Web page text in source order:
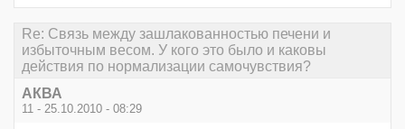
Re: Связь между зашлакованностью печени и
избыточным весом. У кого это было и каковы
действия по нормализации самочувствия?
АКВА
11 - 25.10.2010 - 08:29